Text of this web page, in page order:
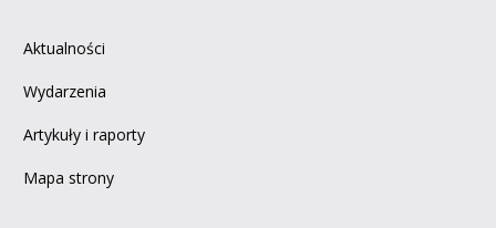
Aktualności
Wydarzenia
Artykuły i raporty
Mapa strony